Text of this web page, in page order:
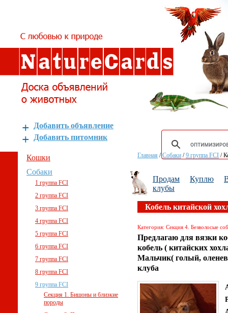
Добавить объявление
Добавить питомник
Кошки
Собаки
1 группа FCI
2 группа FCI
3 группа FCI
4 группа FCI
5 группа FCI
6 группа FCI
7 группа FCI
8 группа FCI
9 группа FCI
Секция 1. Бишоны и близкие
породы
Главная /Собаки /9 группа FCI /
Продам Куплю
клубы
Кобель китайской
Категория: Секция 4. Безволосые
Предлагаю для вязки
кобель ( китайских
Мальчик( голый,
клуба